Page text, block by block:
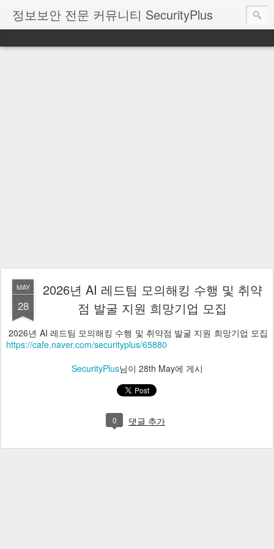
정보보안 전문 커뮤니티 SecurityPlus
MAY
28
2026년 AI 레드팀 모의해킹 수행 및 취약
점 발굴 지원 희망기업 모집
2026년 AI 레드팀 모의해킹 수행 및 취약점 발굴 지원 희망기업 모집
https://cafe.naver.com/securityplus/65880
SecurityPlus님이 28th May에 게시
0 댓글 추가